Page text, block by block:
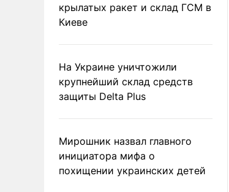
крылатых ракет и склад ГСМ в
Киеве
На Украине уничтожили
крупнейший склад средств
защиты Delta Plus
Мирошник назвал главного
инициатора мифа о
похищении украинских детей